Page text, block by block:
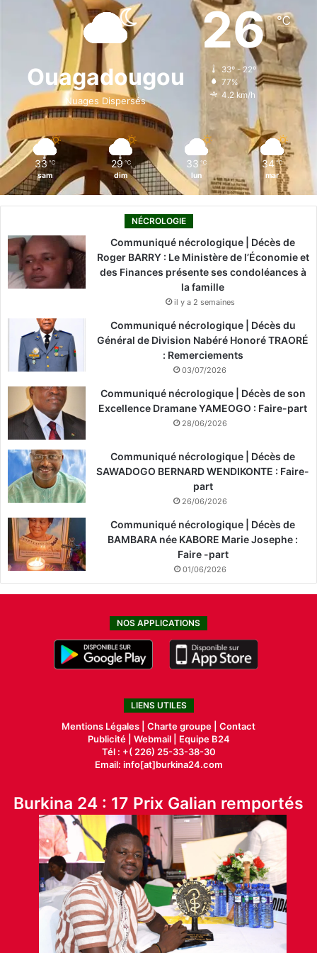
e
b
o
k
i
n
t
a
g
r
T
o
k
Ouagadougou
Nuages Dispersés
26℃
33º - 22º
77%
4.2 km/h
33 ℃
sam
29 ℃
dim
33 ℃
lun
34 ℃
mar
NÉCROLOGIE
Communiqué nécrologique | Décès de
Roger BARRY : Le Ministère de l’Économie et
des Finances présente ses condoléances à
la famille
il y a 2 semaines
Communiqué nécrologique | Décès du
Général de Division Nabéré Honoré TRAORÉ
: Remerciements
03/07/2026
Communiqué nécrologique | Décès de son
Excellence Dramane YAMEOGO : Faire-part
28/06/2026
Communiqué nécrologique | Décès de
SAWADOGO BERNARD WENDIKONTE : Faire-
part
26/06/2026
Communiqué nécrologique | Décès de
BAMBARA née KABORE Marie Josephe :
Faire -part
01/06/2026
NOS APPLICATIONS
LIENS UTILES
Mentions Légales | Charte groupe | Contact
Publicité| Webmail |
Equipe B24
Tél : +( 226) 25-33-38-30
Email: info[at]burkina24.com
Burkina 24 : 17 Prix Galian remportés